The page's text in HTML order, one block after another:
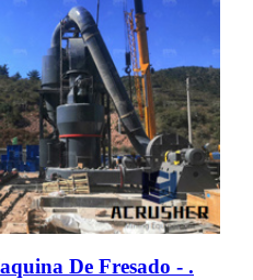
De Fresado - .